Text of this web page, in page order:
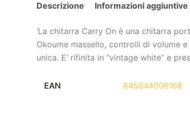
Descrizione Informazioni aggiuntive
‘La chitarra Carry On è una chitarra
Okoume massello, controlli di volume
unica. E’ rifinita in ”vintage white” e
EAN 845644006168